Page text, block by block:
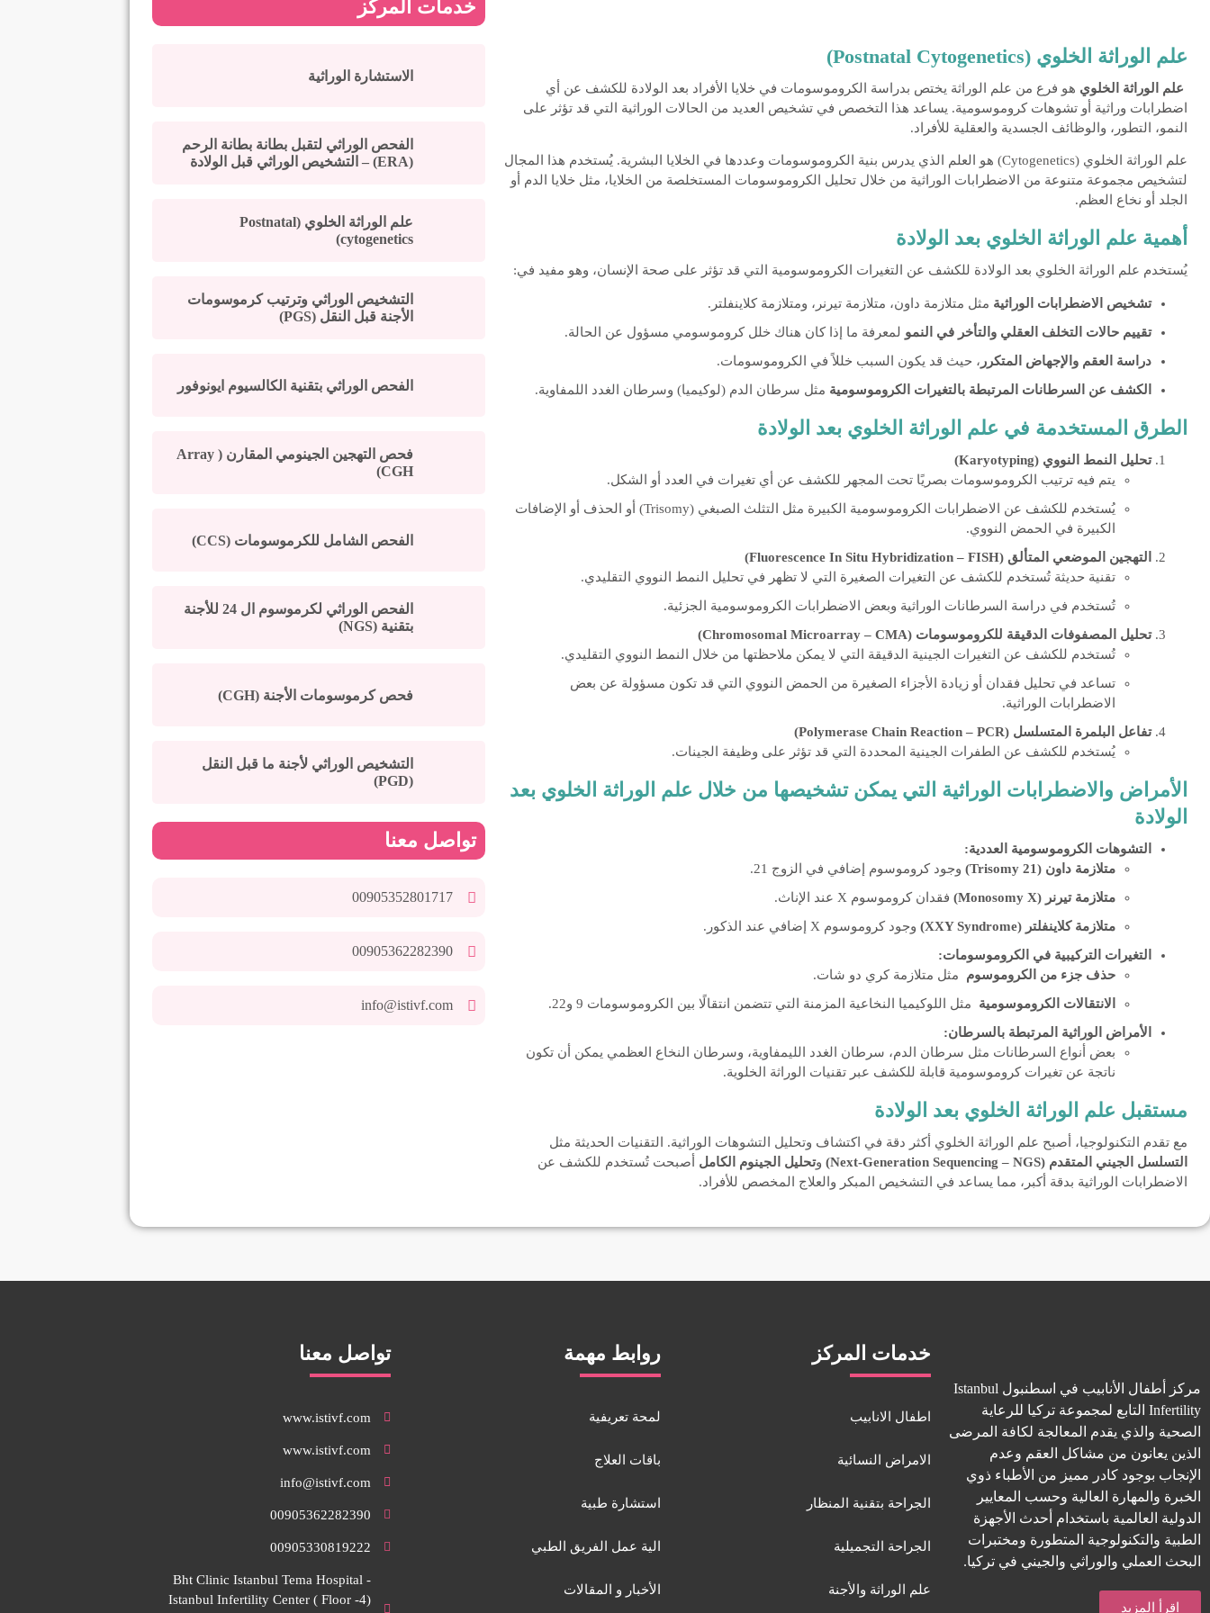
علم الوراثة الخلوي (Postnatal Cytogenetics)
علم الوراثة الخلوي هو فرع من علم الوراثة يختص بدراسة الكروموسومات في خلايا الأفراد بعد الولادة للكشف عن أي
اضطرابات وراثية أو تشوهات كروموسومية. يساعد هذا التخصص في تشخيص العديد من الحالات الوراثية التي قد تؤثر على
النمو، التطور، والوظائف الجسدية والعقلية للأفراد.
علم الوراثة الخلوي (Cytogenetics) هو العلم الذي يدرس بنية الكروموسومات وعددها في الخلايا البشرية. يُستخدم هذا المجال
لتشخيص مجموعة متنوعة من الاضطرابات الوراثية من خلال تحليل الكروموسومات المستخلصة من الخلايا، مثل خلايا الدم أو
الجلد أو نخاع العظم.
أهمية علم الوراثة الخلوي بعد الولادة
يُستخدم علم الوراثة الخلوي بعد الولادة للكشف عن التغيرات الكروموسومية التي قد تؤثر على صحة الإنسان، وهو مفيد في:
تشخيص الاضطرابات الوراثية مثل متلازمة داون، متلازمة تيرنر، ومتلازمة كلاينفلتر.
تقييم حالات التخلف العقلي والتأخر في النمو لمعرفة ما إذا كان هناك خلل كروموسومي مسؤول عن الحالة.
دراسة العقم والإجهاض المتكرر ، حيث قد يكون السبب خللاً في الكروموسومات.
الكشف عن السرطانات المرتبطة بالتغيرات الكروموسومية مثل سرطان الدم (لوكيميا) وسرطان الغدد اللمفاوية.
الطرق المستخدمة في علم الوراثة الخلوي بعد الولادة
تحليل النمط النووي (Karyotyping)
يتم فيه ترتيب الكروموسومات بصريًا تحت المجهر للكشف عن أي تغيرات في العدد أو الشكل.
يُستخدم للكشف عن الاضطرابات الكروموسومية الكبيرة مثل التثلث الصبغي (Trisomy) أو الحذف أو الإضافات
الكبيرة في الحمض النووي.
التهجين الموضعي المتألق (Fluorescence In Situ Hybridization – FISH)
تقنية حديثة تُستخدم للكشف عن التغيرات الصغيرة التي لا تظهر في تحليل النمط النووي التقليدي.
تُستخدم في دراسة السرطانات الوراثية وبعض الاضطرابات الكروموسومية الجزئية.
تحليل المصفوفات الدقيقة للكروموسومات (Chromosomal Microarray – CMA)
تُستخدم للكشف عن التغيرات الجينية الدقيقة التي لا يمكن ملاحظتها من خلال النمط النووي التقليدي.
تساعد في تحليل فقدان أو زيادة الأجزاء الصغيرة من الحمض النووي التي قد تكون مسؤولة عن بعض
الاضطرابات الوراثية.
تفاعل البلمرة المتسلسل (Polymerase Chain Reaction – PCR)
يُستخدم للكشف عن الطفرات الجينية المحددة التي قد تؤثر على وظيفة الجينات.
الأمراض والاضطرابات الوراثية التي يمكن تشخيصها من خلال علم الوراثة الخلوي بعد
الولادة
التشوهات الكروموسومية العددية:
متلازمة داون (Trisomy 21)
وجود كروموسوم إضافي في الزوج 21.
متلازمة تيرنر (Monosomy X)
فقدان كروموسوم X عند الإناث.
متلازمة كلاينفلتر (XXY Syndrome)
وجود كروموسوم X إضافي عند الذكور.
التغيرات التركيبية في الكروموسومات:
حذف جزء من الكروموسوم مثل متلازمة كري دو شات.
الانتقالات الكروموسومية مثل اللوكيميا النخاعية المزمنة التي تتضمن انتقالًا بين الكروموسومات 9 و22.
الأمراض الوراثية المرتبطة بالسرطان:
بعض أنواع السرطانات مثل سرطان الدم، سرطان الغدد الليمفاوية، وسرطان النخاع العظمي يمكن أن تكون
ناتجة عن تغيرات كروموسومية قابلة للكشف عبر تقنيات الوراثة الخلوية.
مستقبل علم الوراثة الخلوي بعد الولادة
مع تقدم التكنولوجيا، أصبح علم الوراثة الخلوي أكثر دقة في اكتشاف وتحليل التشوهات الوراثية. التقنيات الحديثة مثل
التسلسل الجيني المتقدم (Next-Generation Sequencing – NGS) وتحليل الجينوم الكامل أصبحت تُستخدم للكشف عن
الاضطرابات الوراثية بدقة أكبر، مما يساعد في التشخيص المبكر والعلاج المخصص للأفراد.
خدمات المركز
الاستشارة الوراثية
الفحص الوراثي لتقبل بطانة بطانة الرحم
(ERA) – التشخيص الوراثي قبل الولادة
علم الوراثة الخلوي (Postnatal
cytogenetics)
التشخيص الوراثي وترتيب كرموسومات
الأجنة قبل النقل (PGS)
الفحص الوراثي بتقنية الكالسيوم ايونوفور
فحص التهجين الجينومي المقارن ( Array
CGH)
الفحص الشامل للكرموسومات (CCS)
الفحص الوراثي لكرموسوم ال 24 للأجنة
بتقنية (NGS)
فحص كرموسومات الأجنة (CGH)
التشخيص الوراثي لأجنة ما قبل النقل
(PGD)
تواصل معنا
00905352801717
00905362282390
info@istivf.com
مركز أطفال الأنابيب في اسطنبول Istanbul
Infertility التابع لمجموعة تركيا للرعاية
الصحية والذي يقدم المعالجة لكافة المرضى
الذين يعانون من مشاكل العقم وعدم
الإنجاب بوجود كادر مميز من الأطباء ذوي
الخبرة والمهارة العالية وحسب المعايير
الدولية العالمية باستخدام أحدث الأجهزة
الطبية والتكنولوجية المتطورة ومختبرات
البحث العملي والوراثي والجيني في تركيا.
اقرأ المزيد
خدمات المركز
اطفال الانابيب
الامراض النسائية
الجراحة بتقنية المنظار
الجراحة التجميلية
علم الوراثة والأجنة
روابط مهمة
لمحة تعريفية
باقات العلاج
استشارة طبية
الية عمل الفريق الطبي
الأخبار و المقالات
تواصل معنا
www.istivf.com
www.istivf.com
info@istivf.com
00905362282390
00905330819222
Bht Clinic Istanbul Tema Hospital -
Istanbul Infertility Center ( Floor -4)